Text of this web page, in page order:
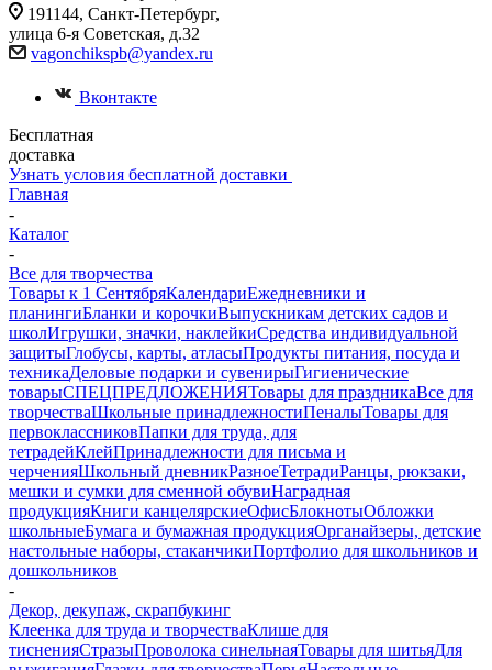
191144, Санкт-Петербург,
улица 6-я Советская, д.32
vagonchikspb@yandex.ru
Вконтакте
Бесплатная
доставка
Узнать условия бесплатной доставки
Главная
-
Каталог
-
Все для творчества
Товары к 1 СентябряКалендариЕжедневники и
планингиБланки и корочкиВыпускникам детских садов и
школИгрушки, значки, наклейкиСредства индивидуальной
защитыГлобусы, карты, атласыПродукты питания, посуда и
техникаДеловые подарки и сувенирыГигиенические
товарыСПЕЦПРЕДЛОЖЕНИЯТовары для праздникаВсе для
творчестваШкольные принадлежностиПеналыТовары для
первоклассниковПапки для труда, для
тетрадейКлейПринадлежности для письма и
черченияШкольный дневникРазноеТетрадиРанцы, рюкзаки,
мешки и сумки для сменной обувиНаградная
продукцияКниги канцелярскиеОфисБлокнотыОбложки
школьныеБумага и бумажная продукцияОрганайзеры, детские
настольные наборы, стаканчикиПортфолио для школьников и
дошкольников
-
Декор, декупаж, скрапбукинг
Клеенка для труда и творчестваКлише для
тисненияСтразыПроволока синельнаяТовары для шитьяДля